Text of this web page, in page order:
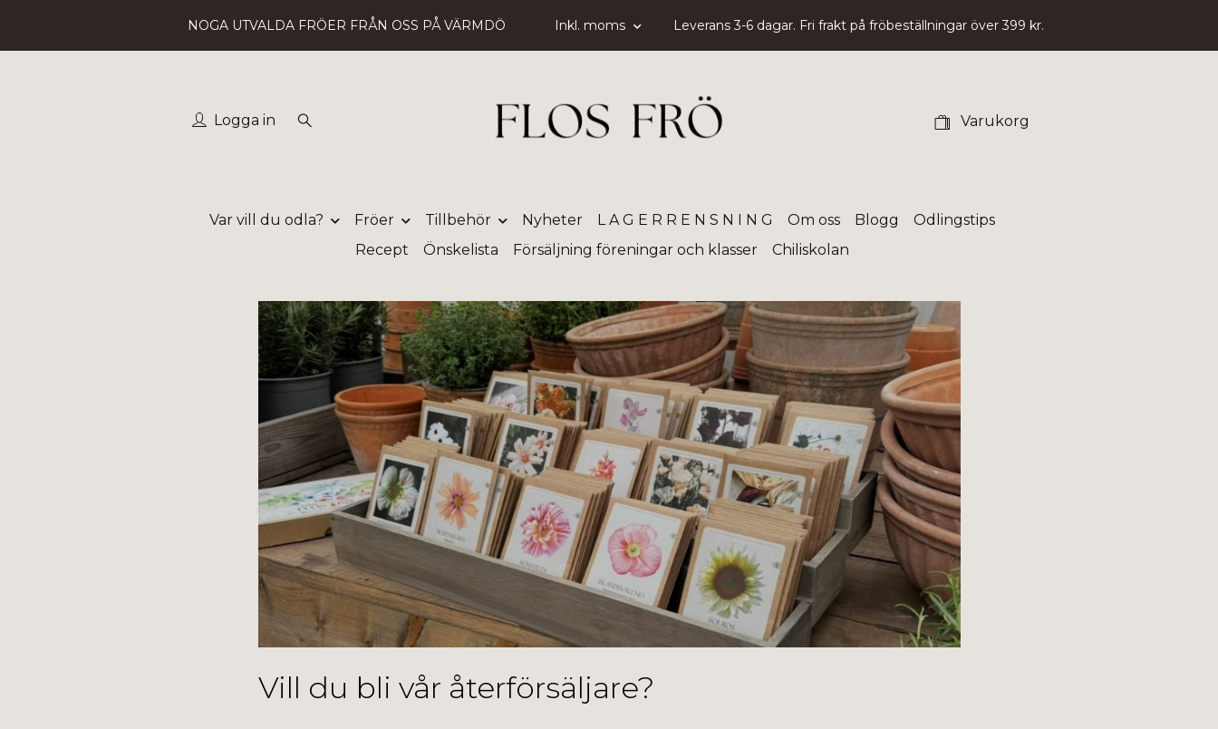
NOGA UTVALDA FRÖER FRÅN OSS PÅ VÄRMDÖ Inkl. moms Leverans 3-6 dagar. Fri frakt på fröbeställningar över 399 kr.
Logga in Varukorg
Var vill du odla? Fröer Tillbehör Nyheter L A G E R R E N S N I N G Om oss Blogg
Odlingstips
Recept
Önskelista Försäljning föreningar och klasser Chiliskolan
Vill du bli vår återförsäljare?